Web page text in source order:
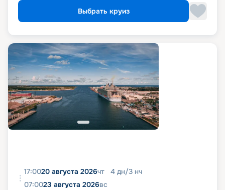
Выбрать круиз
17:0020 августа 2026чт 4 дн/3 нч
07:0023 августа 2026вс